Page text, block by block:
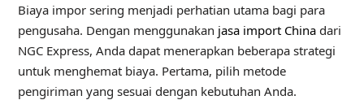
Biaya impor sering menjadi perhatian utama bagi para
pengusaha. Dengan menggunakan jasa import Chinadari
NGC Express, Anda dapat menerapkan beberapa strategi
untuk menghemat biaya. Pertama, pilih metode
pengiriman yang sesuai dengan kebutuhan Anda.